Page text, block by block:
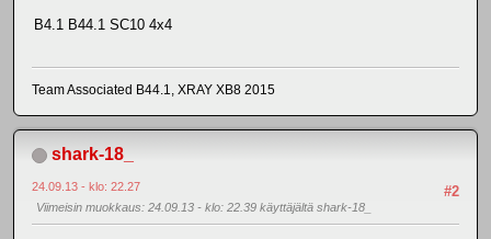
B4.1 B44.1 SC10 4x4
Team Associated B44.1, XRAY XB8 2015
shark-18_
#2
24.09.13 - klo: 22.27
Viimeisin muokkaus: 24.09.13 - klo: 22.39 käyttäjältä shark-18_